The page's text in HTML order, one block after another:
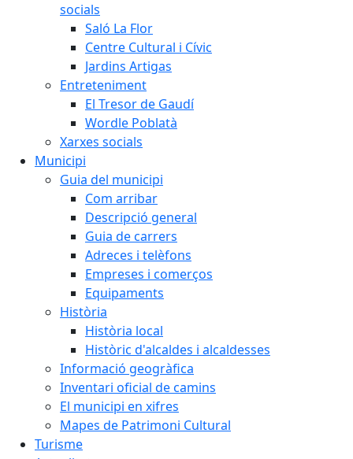
socials
Saló La Flor
Centre Cultural i Cívic
Jardins Artigas
Entreteniment
El Tresor de Gaudí
Wordle Poblatà
Xarxes socials
Municipi
Guia del municipi
Com arribar
Descripció general
Guia de carrers
Adreces i telèfons
Empreses i comerços
Equipaments
Història
Història local
Històric d'alcaldes i alcaldesses
Informació geogràfica
Inventari oficial de camins
El municipi en xifres
Mapes de Patrimoni Cultural
Turisme